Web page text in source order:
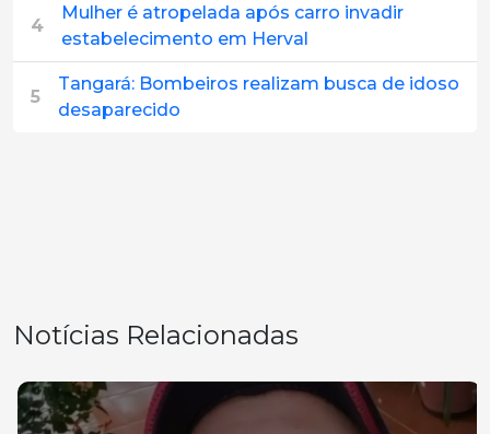
4
Mulher é atropelada após carro invadir
estabelecimento em Herval
5
Tangará: Bombeiros realizam busca de idoso
desaparecido
Notícias Relacionadas